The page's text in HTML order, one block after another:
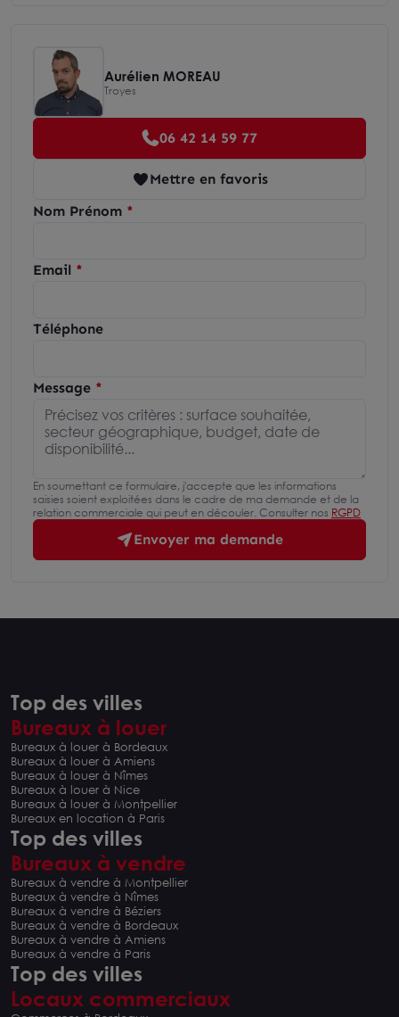
Aurélien MOREAU
Troyes
06 42 14 59 77
Mettre en favoris
Nom Prénom
Email
Téléphone
Message
En soumettant ce formulaire, j'accepte que les informations
saisies soient exploitées dans le cadre de ma demande et de la
relation commerciale qui peut en découler. Consulter nos RGPD
Envoyer ma demande
Top des villes
Bureaux à louer
Bureaux à louer à Bordeaux
Bureaux à louer à Amiens
Bureaux à louer à Nîmes
Bureaux à louer à Nice
Bureaux à louer à Montpellier
Bureaux en location à Paris
Top des villes
Bureaux à vendre
Bureaux à vendre à Montpellier
Bureaux à vendre à Nîmes
Bureaux à vendre à Béziers
Bureaux à vendre à Bordeaux
Bureaux à vendre à Amiens
Bureaux à vendre à Paris
Top des villes
Locaux commerciaux